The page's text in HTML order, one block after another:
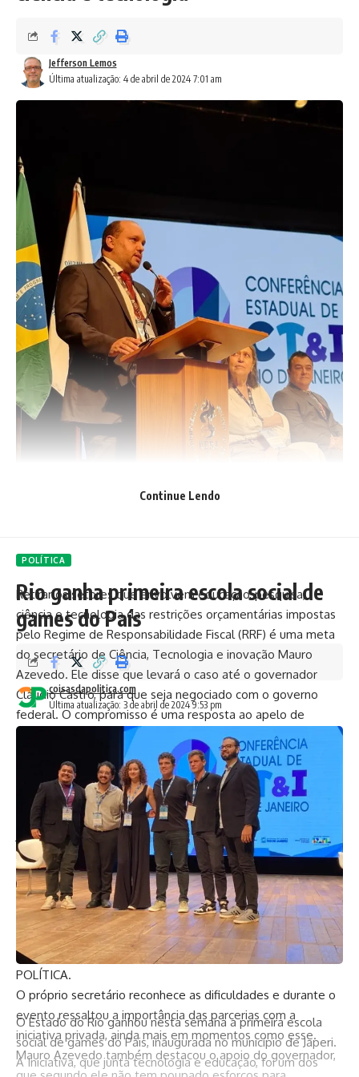
Última atualização: 4 de abril de 2024 7:01 am
Jefferson Lemos
Retirar os setores que envolvem educação, pesquisa,
ciência e tecnologia das restrições orçamentárias impostas
pelo Regime de Responsabilidade Fiscal (RRF) é uma meta
do secretário de Ciência, Tecnologia e inovação Mauro
Azevedo. Ele disse que levará o caso até o governador
Cláudio Castro, para que seja negociado com o governo
federal. O compromisso é uma resposta ao apelo de
reitores, professores e pesquisadores durante a 5ª
Conferência Estadual de Ciência, tecnologia e Inovação do
Rio, que aconteceu nesta terça (2) e quarta-feira (3) na
Uerj.
“Escutando os reitores e os professores, pretendo levar
junto ao Governador a referida demanda, para que haja uma
sensibilização do Governo Federal com o Regime de
Recuperação Fiscal na temática da Ciência, Tecnologia e
Inovação. É fato notório que tanto o Governo do Estado do
Rio de Janeiro, quanto outros Governos Estaduais estão
fazendo um grande esforço para tratar as dívidas públicas
com a União”, disse o secretário ao site COISAS DA
POLÍTICA.
O próprio secretário reconhece as dificuldades e durante o
evento ressaltou a importância das parcerias com a
iniciativa privada, ainda mais em momentos como esse.
Mauro Azevedo também destacou o apoio do governador,
Continue Lendo
POLÍTICA
Rio ganha primeira escola social de
games do País
Última atualização: 3 de abril de 2024 9:53 pm
coisasdapolitica.com
O Estado do Rio ganhou nesta semana a primeira escola
social de games do Pais, inaugurada no município de Japeri.
A Iniciativa, que junta tecnologia e educação, foi um dos